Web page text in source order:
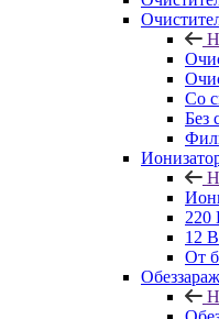
Cо
Без
220
12 В
От